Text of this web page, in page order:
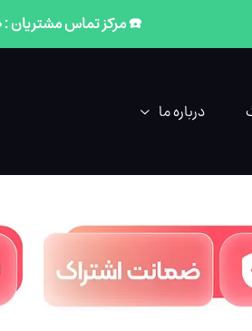
☎️ مرکز تماس مشتریان : 91094400-021
درباره ما